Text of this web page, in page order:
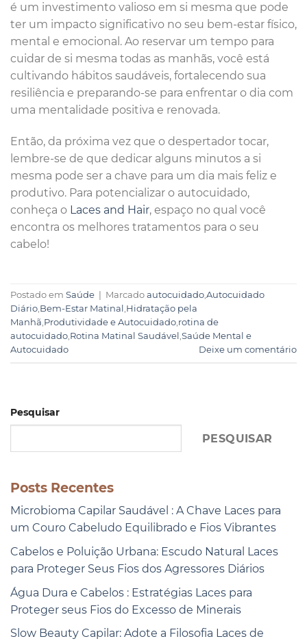
Pesquisar
PESQUISAR
Posts Recentes
Microbioma Capilar Saudável : A Chave Laces para
um Couro Cabeludo Equilibrado e Fios Vibrantes
Cabelos e Poluição Urbana: Escudo Natural Laces
para Proteger Seus Fios dos Agressores Diários
Água Dura e Cabelos : Estratégias Laces para
Proteger seus Fios do Excesso de Minerais
Slow Beauty Capilar: Adote a Filosofia Laces de
é um investimento valioso em si mesma que pode
ter um impacto significativo no seu bem-estar físico,
mental e emocional. Ao reservar um tempo para
cuidar de si mesma todas as manhãs, você está
cultivando hábitos saudáveis, fortalecendo sua
resiliência e preparando-se para enfrentar o dia com
uma mentalidade positiva e renovada.
Então, da próxima vez que o despertador tocar,
lembre-se de que dedicar alguns minutos a si
mesma pode ser a chave para um dia mais feliz e
produtivo. Para potencializar o autocuidado,
conheça o Laces and Hair, espaço no qual você
encontra os melhores tratamentos para o seu
cabelo!
Postado em Saúde Marcado autocuidado,Autocuidado
Diário,Bem-Estar Matinal ,Hidratação pela
Manhã,Produtividade e Autocuidado,rotina de
autocuidado,Rotina Matinal Saudável ,Saúde Mental e
Autocuidado
Deixe um comentário